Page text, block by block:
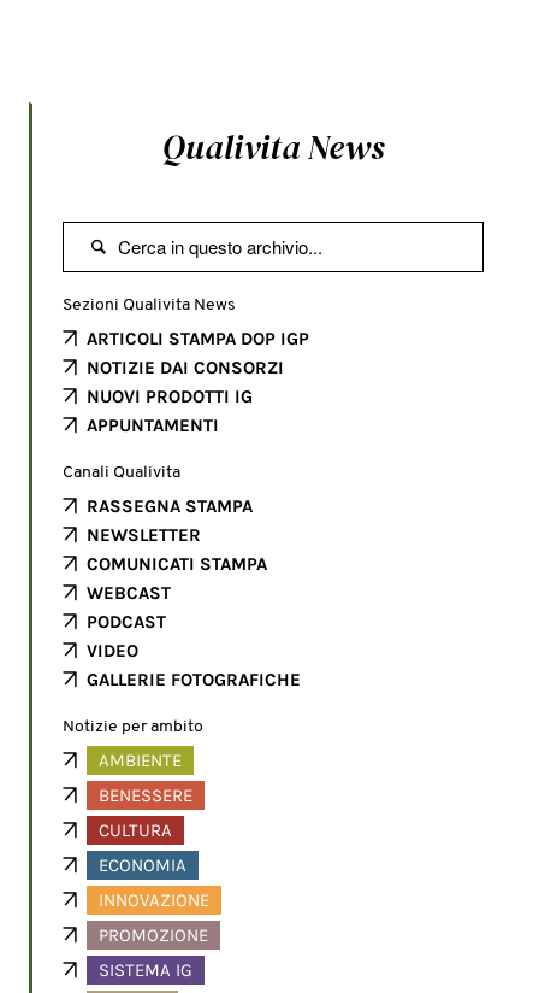
Qualivita News

Sezioni Qualivita News
ARTICOLI STAMPA DOP IGP
NOTIZIE DAI CONSORZI
NUOVI PRODOTTI IG
APPUNTAMENTI
Canali Qualivita
RASSEGNA STAMPA
NEWSLETTER
COMUNICATI STAMPA
WEBCAST
PODCAST
VIDEO
GALLERIE FOTOGRAFICHE
Notizie per ambito
AMBIENTE
BENESSERE
CULTURA
ECONOMIA
INNOVAZIONE
PROMOZIONE
SISTEMA IG